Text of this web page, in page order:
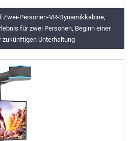
Zwei-Personen-VR-Dynamikkabine,
für zwei Personen, Beginn einer
zukünftigen Unterhaltung